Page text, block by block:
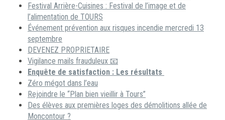
Festival Arrière-Cuisines : Festival de l’image et de
l’alimentation de TOURS
Événement prévention aux risques incendie mercredi 13
septembre
DEVENEZ PROPRIETAIRE
Vigilance mails frauduleux 📧
Enquête de satisfaction : Les résultats
Zéro mégot dans l’eau
Rejoindre le “Plan bien vieillir à Tours”
Des élèves aux premières loges des démolitions allée de
Moncontour ?